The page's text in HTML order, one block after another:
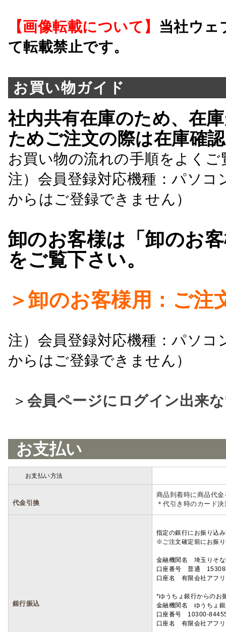
【画像転載について】 当社ウェ
て転載禁止です。
お買い物ガイド
社内共有在庫のため、在
ためご注文の際は在庫確
お買い物の流れの手順をよくご
注）会員登録対応機種：パソ
からはご登録できません）
卸のお客様は「卸のお
をご覧下さい。
＞卸のお客様用：ご注
注）会員登録対応機種：パソ
からはご登録できません）
＞ 会員ページにログイン出来
お支払い
お支払い方法
代金引換
商品到着時に商品代
＊代引き時のカード
銀行振込
指定の銀行にお振り込
※ご注文確定前にお振
金融機関名 埼玉りそ
口座番号 普通
口座名 有限会社アフ
*ゆうちょ銀行からのお
金融機関名 ゆうちょ
口座番号 10300-
口座名 有限会社アフ